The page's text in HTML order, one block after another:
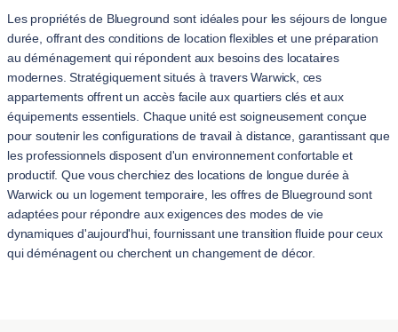
Les propriétés de Blueground sont idéales pour les séjours de longue
durée, offrant des conditions de location flexibles et une préparation
au déménagement qui répondent aux besoins des locataires
modernes. Stratégiquement situés à travers Warwick, ces
appartements offrent un accès facile aux quartiers clés et aux
équipements essentiels. Chaque unité est soigneusement conçue
pour soutenir les configurations de travail à distance, garantissant que
les professionnels disposent d'un environnement confortable et
productif. Que vous cherchiez des locations de longue durée à
Warwick ou un logement temporaire, les offres de Blueground sont
adaptées pour répondre aux exigences des modes de vie
dynamiques d'aujourd'hui, fournissant une transition fluide pour ceux
qui déménagent ou cherchent un changement de décor.